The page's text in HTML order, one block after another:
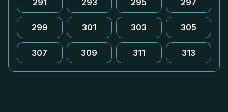
291 293 295 297
299 301 303 305
307 309 311 313